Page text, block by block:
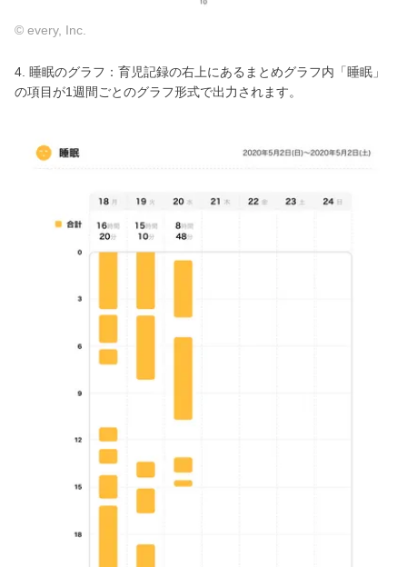
© every, Inc.
4. 睡眠のグラフ：育児記録の右上にあるまとめグラフ内「睡眠」
の項目が1週間ごとのグラフ形式で出力されます。